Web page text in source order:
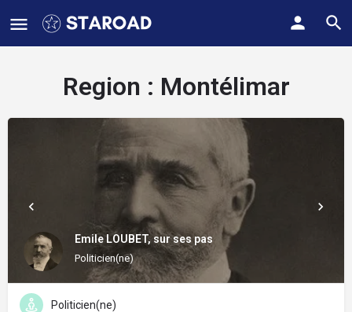
Region : Montélimar
Emile LOUBET, sur ses pas
Politicien(ne)
Politicien(ne)